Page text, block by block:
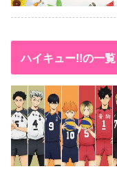
ハイキュー!!の一覧